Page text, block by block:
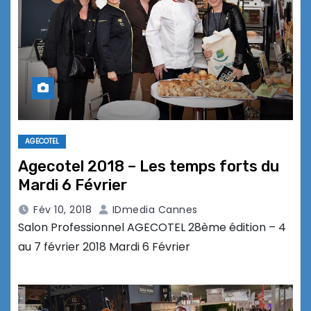
AGECOTEL
Agecotel 2018 – Les temps forts du
Mardi 6 Février
Fév 10, 2018 IDmedia Cannes
Salon Professionnel AGECOTEL 28ème édition – 4
au 7 février 2018 Mardi 6 Février